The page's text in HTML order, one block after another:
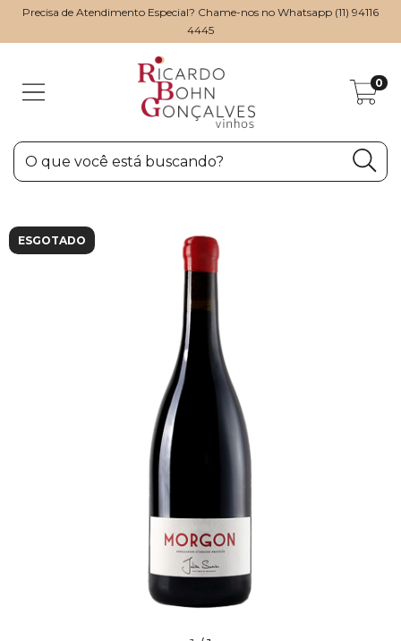
Precisa de Atendimento Especial? Chame-nos no Whatsapp (11) 94116
4445
0
ESGOTADO